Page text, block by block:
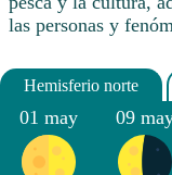
las personas y
01 may 09